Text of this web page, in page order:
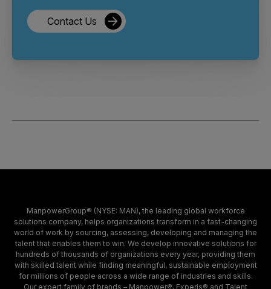
Contact Us
ManpowerGroup® (NYSE: MAN), the leading global workforce
solutions company, helps organizations transform in a fast-changing
world of work by sourcing, assessing, developing and managing the
talent that enables them to win. We develop innovative solutions for
hundreds of thousands of organizations every year, providing them
with skilled talent while finding meaningful, sustainable employment
for millions of people across a wide range of industries and skills.
Our expert family of brands – Manpower®, Experis® and Talent